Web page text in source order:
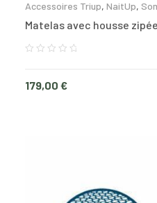
Accessoires Triup, NaitUp,
Matelas avec housse
179,00 €